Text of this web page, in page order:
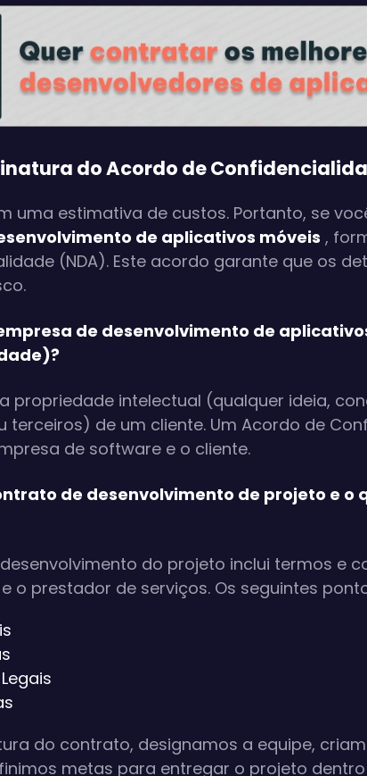
do Acordo de
uma estimativa de custos. Portanto, se
de aplicativos móveis ,
(NDA). Este acordo garante que os
de desenvolvimento de
propriedade intelectual (qualquer ideia,
terceiros) de um cliente. Um Acordo de
de software e o cliente.
de desenvolvimento de projeto e o
do projeto inclui termos e
o prestador de serviços. Os seguintes
do contrato, designamos a equipe,
metas para entregar o projeto